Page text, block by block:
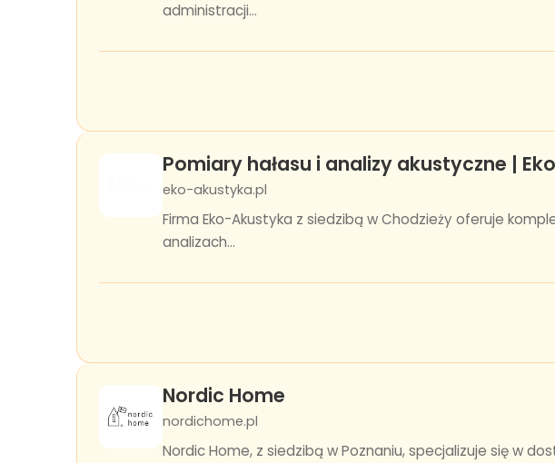
administracji...
Pomiary hałasu i analizy akustyczne |
eko-akustyka.pl
Firma Eko-Akustyka z siedzibą w Chodzieży oferuje
analizach...
Nordic Home
nordichome.pl
Nordic Home, z siedzibą w Poznaniu, specjalizuje się w